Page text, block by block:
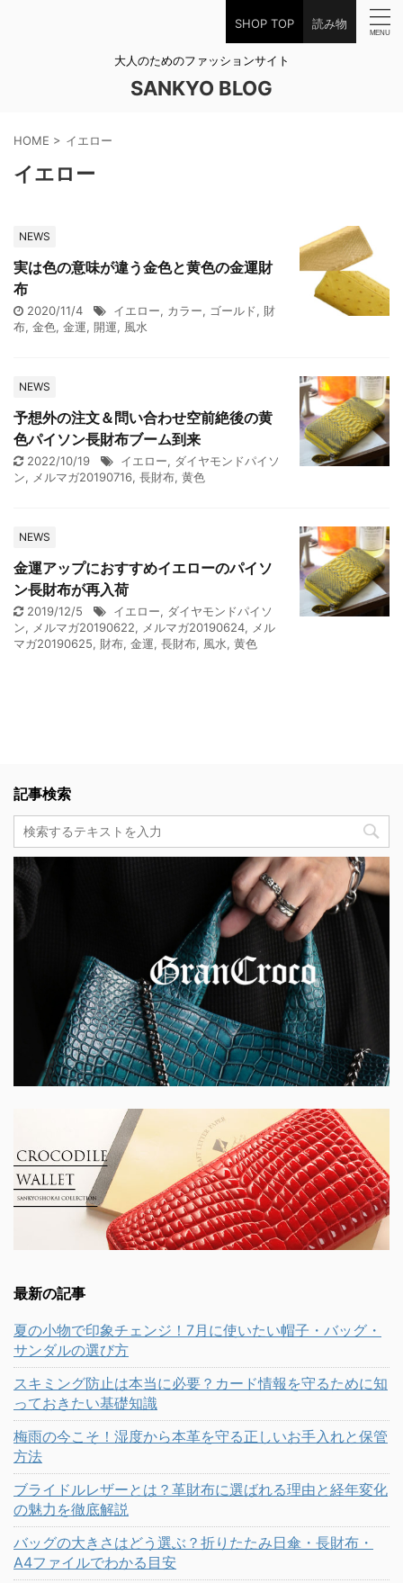
SHOP TOP 読み物
大人のためのファッションサイト
SANKYO BLOG
HOME > イエロー
イエロー
NEWS
実は色の意味が違う金色と黄色の金運財
布
2020/11/4 イエロー, カラー, ゴールド, 財
布, 金色, 金運, 開運, 風水
NEWS
予想外の注文＆問い合わせ空前絶後の黄
色パイソン長財布ブーム到来
2022/10/19 イエロー, ダイヤモンドパイソ
ン, メルマガ20190716, 長財布, 黄色
NEWS
金運アップにおすすめイエローのパイソ
ン長財布が再入荷
2019/12/5 イエロー, ダイヤモンドパイソ
ン, メルマガ20190622, メルマガ20190624, メル
マガ20190625, 財布, 金運, 長財布, 風水, 黄色
記事検索
最新の記事
夏の小物で印象チェンジ！7月に使いたい帽子・バッグ・
サンダルの選び方
スキミング防止は本当に必要？カード情報を守るために知
っておきたい基礎知識
梅雨の今こそ！湿度から本革を守る正しいお手入れと保管
方法
ブライドルレザーとは？革財布に選ばれる理由と経年変化
の魅力を徹底解説
バッグの大きさはどう選ぶ？折りたたみ日傘・長財布・
A4ファイルでわかる目安